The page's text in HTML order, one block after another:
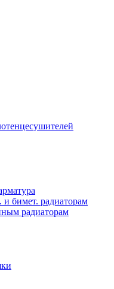
бимет. радиаторам
радиаторам